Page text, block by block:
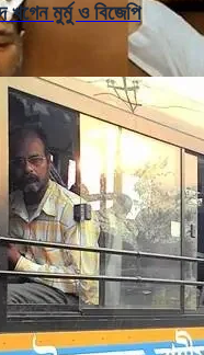
খগেন মুর্মু ও বিজেপি